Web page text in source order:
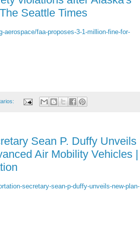
Seattle Times
faa-proposes-3-1-million-fine-for-
Sean P. Duffy Unveils
Air Mobility Vehicles |
secretary-sean-p-duffy-unveils-new-plan-